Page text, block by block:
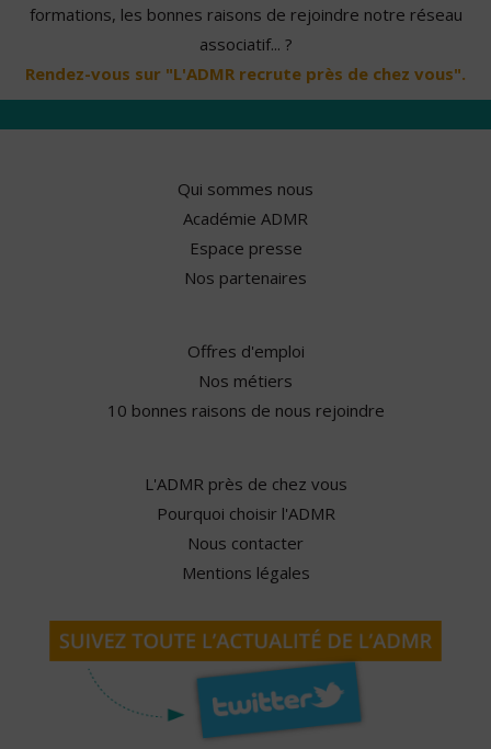
formations, les bonnes raisons de rejoindre notre réseau
associatif... ?
Rendez-vous sur "L'ADMR recrute près de chez vous".
Qui sommes nous
Académie ADMR
Espace presse
Nos partenaires
Offres d'emploi
Nos métiers
10 bonnes raisons de nous rejoindre
L'ADMR près de chez vous
Pourquoi choisir l'ADMR
Nous contacter
Mentions légales